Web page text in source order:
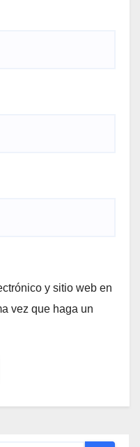
y sitio web en
vez que haga un